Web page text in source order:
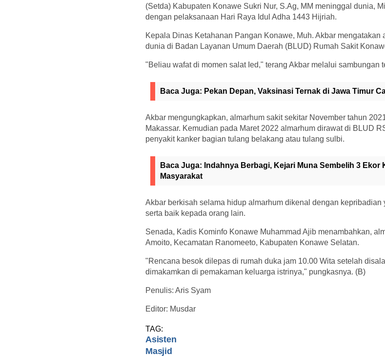
(Setda) Kabupaten Konawe Sukri Nur, S.Ag, MM meninggal dunia,
dengan pelaksanaan Hari Raya Idul Adha 1443 Hijriah.
Kepala Dinas Ketahanan Pangan Konawe, Muh. Akbar mengatakan
dunia di Badan Layanan Umum Daerah (BLUD) Rumah Sakit
"Beliau wafat di momen salat Ied," terang Akbar melalui sambungan
Baca Juga: Pekan Depan, Vaksinasi Ternak di Jawa Timur
Akbar mengungkapkan, almarhum sakit sekitar November tahun
Makassar. Kemudian pada Maret 2022 almarhum dirawat di BLUD
penyakit kanker bagian tulang belakang atau tulang sulbi.
Baca Juga: Indahnya Berbagi, Kejari Muna Sembelih 3 Ekor
Masyarakat
Akbar berkisah selama hidup almarhum dikenal dengan kepribadian
serta baik kepada orang lain.
Senada, Kadis Kominfo Konawe Muhammad Ajib menambahkan,
Amoito, Kecamatan Ranomeeto, Kabupaten Konawe Selatan.
"Rencana besok dilepas di rumah duka jam 10.00 Wita setelah
dimakamkan di pemakaman keluarga istrinya," pungkasnya. (B)
Penulis: Aris Syam
Editor: Musdar
TAG:
Asisten
Masjid